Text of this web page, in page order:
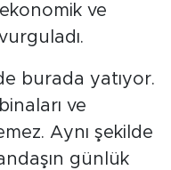
ve
burada yatıyor.
ve
Aynı şekilde
günlük